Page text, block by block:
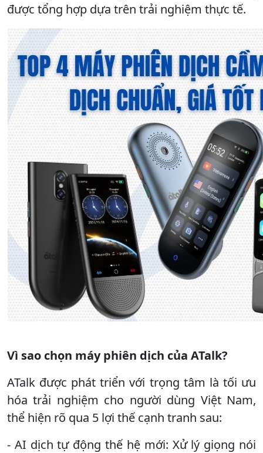
được tổng hợp dựa trên trải nghiệm thực tế.
Vì sao chọn máy phiên dịch của ATalk?
ATalk được phát triển với trọng tâm là tối ưu
hóa trải nghiệm cho người dùng Việt Nam,
thể hiện rõ qua 5 lợi thế cạnh tranh sau:
- AI dịch tự động thế hệ mới: Xử lý giọng nói